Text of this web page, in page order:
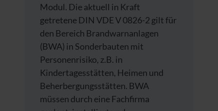
Modul. Die aktuell in Kraft
getretene DIN VDE V 0826-2 gilt für
den Bereich Brandwarnanlagen
(BWA) in Sonderbauten mit
Personenrisiko, z.B. in
Kindertagesstätten, Heimen und
Beherbergungsstätten. BWA
müssen durch eine Fachfirma